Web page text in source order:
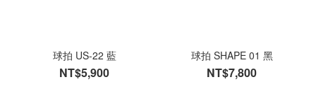
球拍 US-22 藍
NT$5,900
球拍 SHAPE 01 黑
NT$7,800